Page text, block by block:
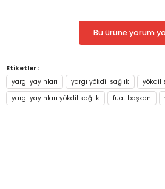
Bu ürüne yorum
Etiketler :
yargı yayınları
yargı yökdil sağlık
yökdil
yargı yayınları yökdil sağlık
fuat başkan